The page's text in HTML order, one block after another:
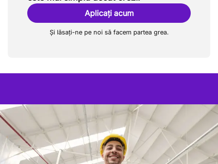
Aplicați acum
Și lăsați-ne pe noi să facem partea grea.